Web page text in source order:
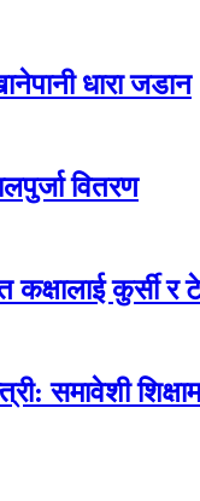
धारा जडान
वितरण
कुर्सी र
समावेशी